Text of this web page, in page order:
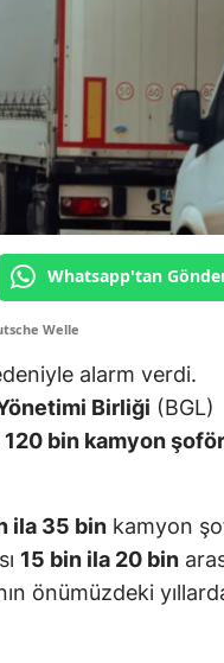
Whatsapp'tan
Welle
alarm verdi.
Birliği (BGL)
120 bin kamyon
ila 35 bin kamyon
15 bin ila 20 bin
önümüzdeki